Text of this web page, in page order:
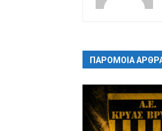
ΠΑΡΟΜΟΙΑ